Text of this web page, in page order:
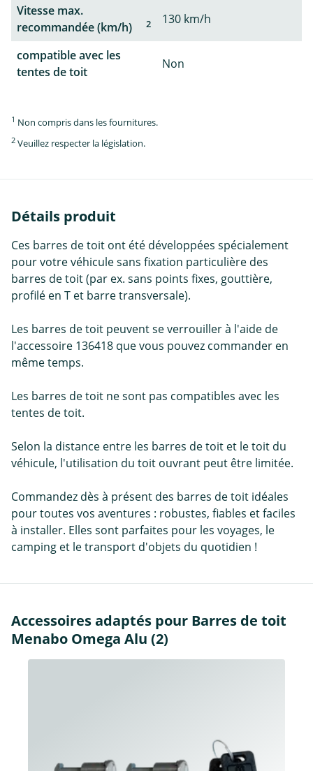
Vitesse max.
recommandée (km/h)
2 130 km/h
compatible avec les
tentes de toit
Non
1 Non compris dans les fournitures.
2 Veuillez respecter la législation.
Détails produit
Ces barres de toit ont été développées spécialement
pour votre véhicule sans fixation particulière des
barres de toit (par ex. sans points fixes, gouttière,
profilé en T et barre transversale).
Les barres de toit peuvent se verrouiller à l'aide de
l'accessoire 136418 que vous pouvez commander en
même temps.
Les barres de toit ne sont pas compatibles avec les
tentes de toit.
Selon la distance entre les barres de toit et le toit du
véhicule, l'utilisation du toit ouvrant peut être limitée.
Commandez dès à présent des barres de toit idéales
pour toutes vos aventures : robustes, fiables et faciles
à installer. Elles sont parfaites pour les voyages, le
camping et le transport d'objets du quotidien !
Accessoires adaptés pour Barres de toit
Menabo Omega Alu (2)